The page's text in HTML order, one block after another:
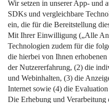
Weiterlesen